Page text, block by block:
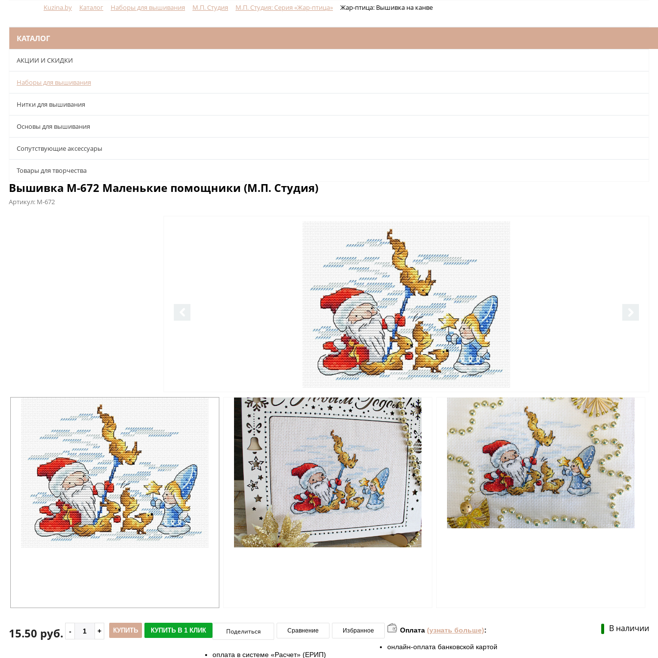
Kuzina.by Каталог Наборы для вышивания М.П. Студия М.П. Студия: Серия «Жар-птица» Жар-птица: Вышивка на канве
КАТАЛОГ
АКЦИИ И СКИДКИ
Наборы для вышивания
Нитки для вышивания
Основы для вышивания
Сопутствующие аксессуары
Товары для творчества
Вышивка М-672 Маленькие помощники (М.П. Студия)
Артикул: М-672
В наличии
15.50 руб. КУПИТЬ КУПИТЬ В 1 КЛИК Поделиться Сравнение Избранное Оплата (узнать больше):
онлайн-оплата банковской картой
оплата в системе «Расчет» (ЕРИП)